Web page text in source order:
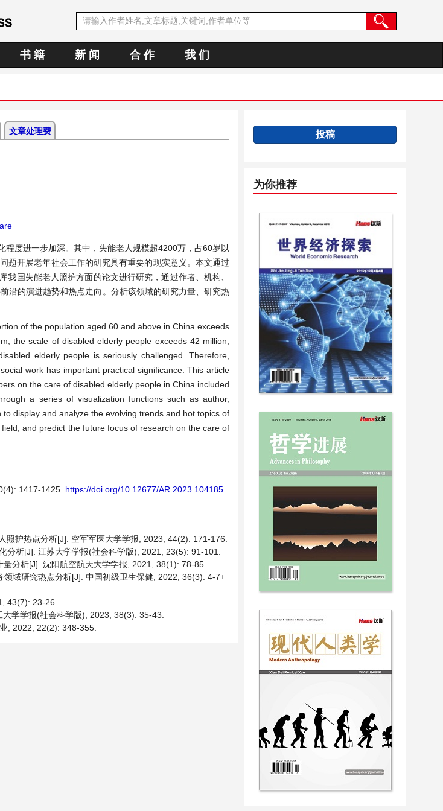
书 籍 新 闻 合 作 我 们
文章处理费
度进一步加深。其中，失能老人规模超4200万，占60岁以
题开展老年社会工作的研究具有重要的现实意义。本文通过
国失能老人照护方面的论文进行研究，通过作者、机构、
沿的演进趋势和热点走向。分析该领域的研究力量、研究热
of the population aged 60 and above in China exceeds
the scale of disabled elderly people exceeds 42 million,
elderly people is seriously challenged. Therefore,
work has important practical significance. This article
on the care of disabled elderly people in China included
a series of visualization functions such as author,
display and analyze the evolving trends and hot topics of
and predict the future focus of research on the care of
1417-1425. https://doi.org/10.12677/AR.2023.104185
护热点分析[J]. 空军军医大学学报, 2023, 44(2): 171-176.
析[J]. 江苏大学学报(社会科学版), 2021, 23(5): 91-101.
分析[J]. 沈阳航空航天大学学报, 2021, 38(1): 78-85.
域研究热点分析[J]. 中国初级卫生保健, 2022, 36(3): 4-7+
43(7): 23-26.
学学报(社会科学版), 2023, 38(3): 35-43.
, 2022, 22(2): 348-355.
投稿
为你推荐